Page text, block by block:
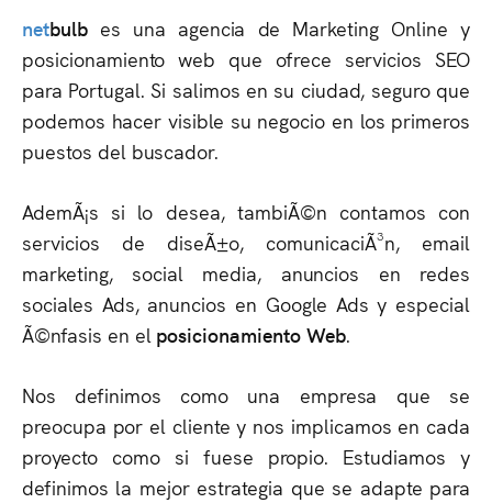
netbulbes una agencia de Marketing Online y
posicionamiento web que ofrece servicios SEO
para Portugal. Si salimos en su ciudad, seguro que
podemos hacer visible su negocio en los primeros
puestos del buscador.
AdemÃ¡s si lo desea, tambiÃ©n contamos con
servicios de diseÃ±o, comunicaciÃ³n, email
marketing, social media, anuncios en redes
sociales Ads, anuncios en Google Ads y especial
Ã©nfasis en el posicionamiento Web.
Nos definimos como una empresa que se
preocupa por el cliente y nos implicamos en cada
proyecto como si fuese propio. Estudiamos y
definimos la mejor estrategia que se adapte para